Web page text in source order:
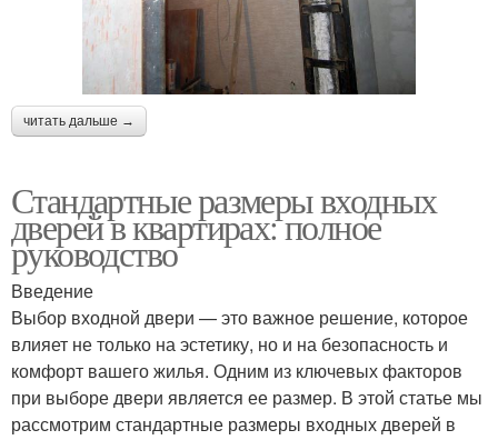
читать дальше →
Стандартные размеры входных
дверей в квартирах: полное
руководство
Введение
Выбор входной двери — это важное решение, которое
влияет не только на эстетику, но и на безопасность и
комфорт вашего жилья. Одним из ключевых факторов
при выборе двери является ее размер. В этой статье мы
рассмотрим стандартные размеры входных дверей в